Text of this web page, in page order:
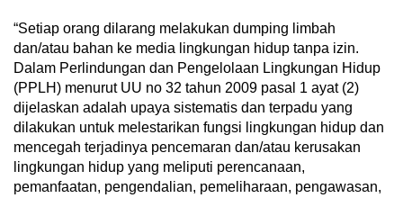
“Setiap orang dilarang melakukan dumping limbah
dan/atau bahan ke media lingkungan hidup tanpa izin.
Dalam Perlindungan dan Pengelolaan Lingkungan Hidup
(PPLH) menurut UU no 32 tahun 2009 pasal 1 ayat (2)
dijelaskan adalah upaya sistematis dan terpadu yang
dilakukan untuk melestarikan fungsi lingkungan hidup dan
mencegah terjadinya pencemaran dan/atau kerusakan
lingkungan hidup yang meliputi perencanaan,
pemanfaatan, pengendalian, pemeliharaan, pengawasan,